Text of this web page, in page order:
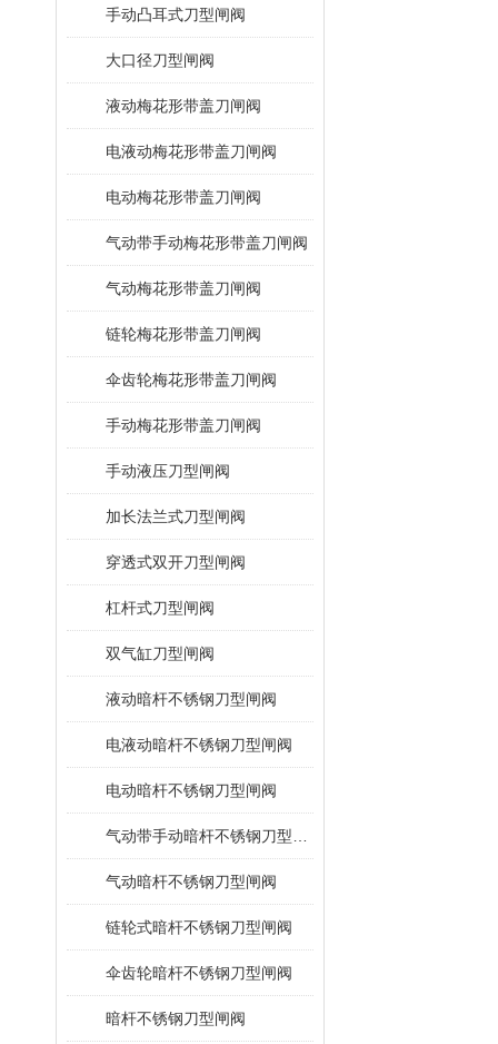
手动凸耳式刀型闸阀
大口径刀型闸阀
液动梅花形带盖刀闸阀
电液动梅花形带盖刀闸阀
电动梅花形带盖刀闸阀
气动带手动梅花形带盖刀闸阀
气动梅花形带盖刀闸阀
链轮梅花形带盖刀闸阀
伞齿轮梅花形带盖刀闸阀
手动梅花形带盖刀闸阀
手动液压刀型闸阀
加长法兰式刀型闸阀
穿透式双开刀型闸阀
杠杆式刀型闸阀
双气缸刀型闸阀
液动暗杆不锈钢刀型闸阀
电液动暗杆不锈钢刀型闸阀
电动暗杆不锈钢刀型闸阀
气动暗杆不锈钢刀型闸阀
链轮式暗杆不锈钢刀型闸阀
伞齿轮暗杆不锈钢刀型闸阀
暗杆不锈钢刀型闸阀